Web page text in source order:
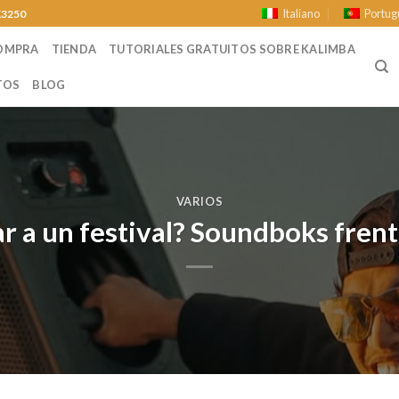
Italiano
TIENDA TUTORIALES GRATUITOS SOBRE KALIMBA
BLOG
VARIOS
a un festival? Soundboks